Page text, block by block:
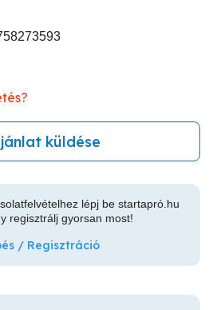
küldése
lépj be startapró.hu
regisztrálj gyorsan most!
/ Regisztráció